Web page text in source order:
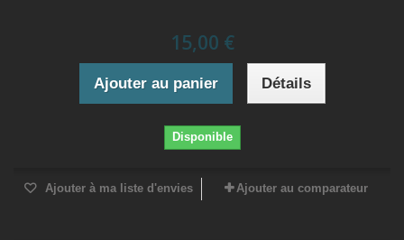
15,00 €
Ajouter au panier Détails
Disponible
Ajouter à ma liste d'envies Ajouter au comparateur